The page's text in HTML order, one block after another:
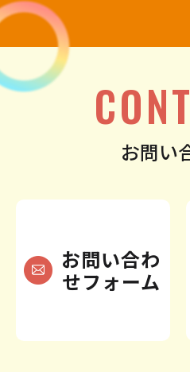
お問い
お問い合わ
せフォーム